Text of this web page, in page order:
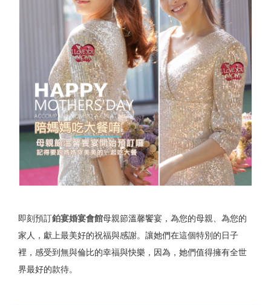
即刻預訂鉑宴婚宴會館母親節溫馨饗宴，為您的母親、為您的
家人，獻上最美好的祝福與感謝。讓她們在這個特別的日子
裡，感受到無與倫比的幸福與快樂，因為，她們值得擁有全世
界最好的款待。